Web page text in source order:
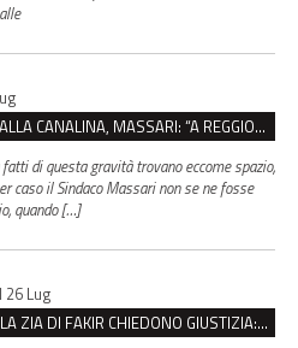
MAXI-RISSA ALLA CANALINA, MASSARI: “A REGGIO FATTI COSÌ GRAVI NON DEVONO TROVARE SPAZIO”
di questa gravità trovano eccome spazio,
caso il Sindaco Massari non se ne fosse
quando […]
26 Lug
LA MOGLIE E LA ZIA DI FAKIR CHIEDONO GIUSTIZIA: “LA SUA MORTE CRIMINE CONTRO L’UMANITÀ”